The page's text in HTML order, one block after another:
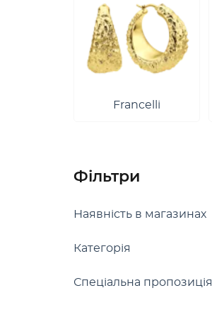
Francelli
Фільтри
Наявність в магазинах
Категорія
Спеціальна пропозиція